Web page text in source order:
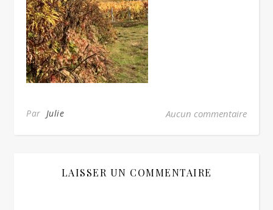
Par Julie Aucun commentaire
LAISSER UN COMMENTAIRE